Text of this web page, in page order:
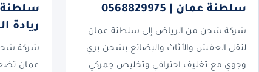
سلطنة عمان | 0568829975
شركة شحن من الرياض إلى سلطنة عمان
لنقل العفش والأثاث والبضائع بشحن بري
وجوي مع تغليف احترافي وتخليص جمركي
ريادة
شركة
عمان